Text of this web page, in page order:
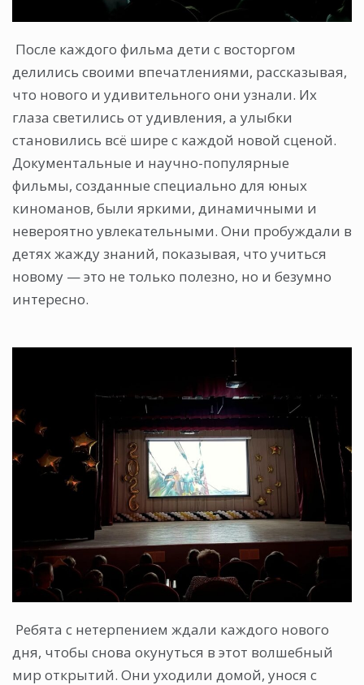
После каждого фильма дети с восторгом
делились своими впечатлениями, рассказывая,
что нового и удивительного они узнали. Их
глаза светились от удивления, а улыбки
становились всё шире с каждой новой сценой.
Документальные и научно-популярные
фильмы, созданные специально для юных
киноманов, были яркими, динамичными и
невероятно увлекательными. Они пробуждали в
детях жажду знаний, показывая, что учиться
новому — это не только полезно, но и безумно
интересно.
Ребята с нетерпением ждали каждого нового
дня, чтобы снова окунуться в этот волшебный
мир открытий. Они уходили домой, унося с